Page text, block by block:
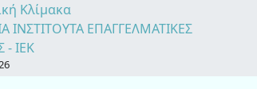
Κλίμακα
ΙΝΣΤΙΤΟΥΤΑ ΕΠΑΓΓΕΛΜΑΤΙΚΕΣ
- ΙΕΚ